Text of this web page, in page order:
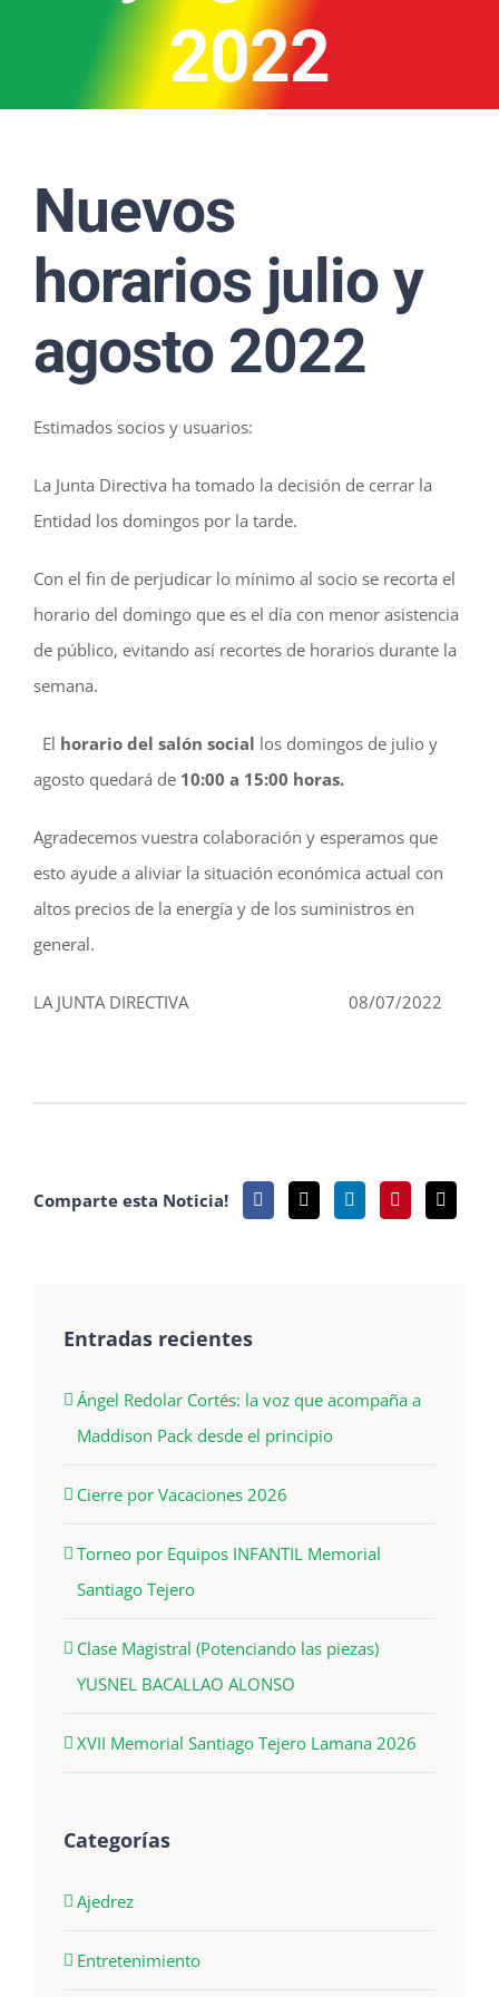
2022
Nuevos
horarios julio y
agosto 2022
Estimados socios y usuarios:
La Junta Directiva ha tomado la decisión de cerrar la
Entidad los domingos por la tarde.
Con el fin de perjudicar lo mínimo al socio se recorta el
horario del domingo que es el día con menor asistencia
de público, evitando así recortes de horarios durante la
semana.
El horario del salón social los domingos de julio y
agosto quedará de 10:00 a 15:00 horas.
Agradecemos vuestra colaboración y esperamos que
esto ayude a aliviar la situación económica actual con
altos precios de la energía y de los suministros en
general.
LA JUNTA DIRECTIVA 08/07/2022
Comparte esta Noticia!
Entradas recientes
Ángel Redolar Cortés: la voz que acompaña a
Maddison Pack desde el principio
Cierre por Vacaciones 2026
Torneo por Equipos INFANTIL Memorial
Santiago Tejero
Clase Magistral (Potenciando las piezas)
YUSNEL BACALLAO ALONSO
XVII Memorial Santiago Tejero Lamana 2026
Categorías
Ajedrez
Entretenimiento